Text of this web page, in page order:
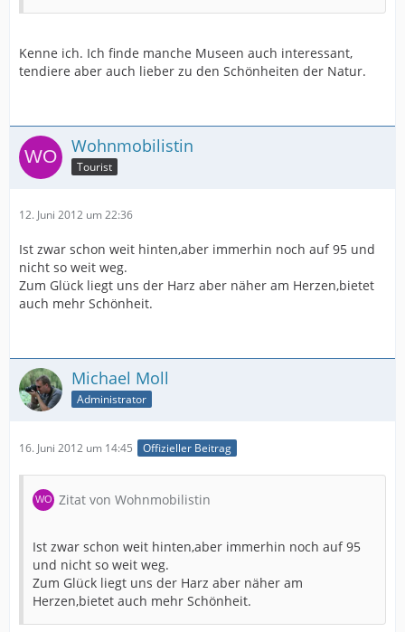
Kenne ich. Ich finde manche Museen auch interessant,
tendiere aber auch lieber zu den Schönheiten der Natur.
Wohnmobilistin
Tourist
12. Juni 2012 um 22:36
Ist zwar schon weit hinten,aber immerhin noch auf 95 und
nicht so weit weg.
Zum Glück liegt uns der Harz aber näher am Herzen,bietet
auch mehr Schönheit.
Michael Moll
Administrator
16. Juni 2012 um 14:45 Offizieller Beitrag
Zitat von Wohnmobilistin
Ist zwar schon weit hinten,aber immerhin noch auf 95
und nicht so weit weg.
Zum Glück liegt uns der Harz aber näher am
Herzen,bietet auch mehr Schönheit.